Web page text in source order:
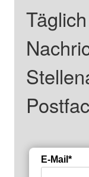
E-Mail*